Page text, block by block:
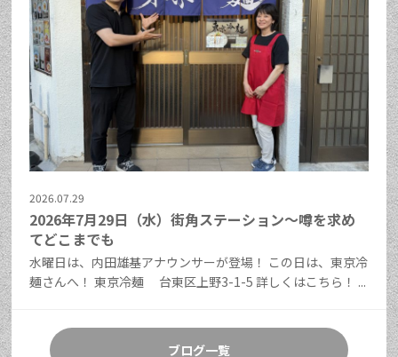
2026.07.29
2026年7月29日（水）街角ステーション～噂を求め
てどこまでも
水曜日は、内田雄基アナウンサーが登場！ この日は、東京冷
麺さんへ！ 東京冷麺 台東区上野3-1-5 詳しくはこちら！ ...
ブログ一覧